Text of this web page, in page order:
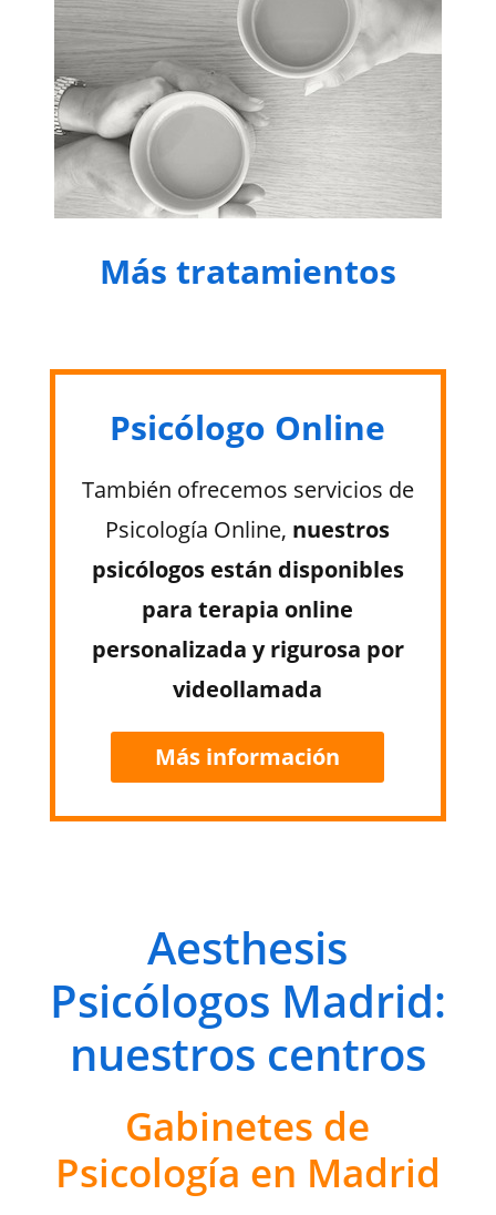
Más tratamientos
Psicólogo Online
También ofrecemos servicios de
Psicología Online, nuestros
psicólogos están disponibles
para terapia online
personalizada y rigurosa por
videollamada
Más información
Aesthesis
Psicólogos Madrid:
nuestros centros
Gabinetes de
Psicología en Madrid